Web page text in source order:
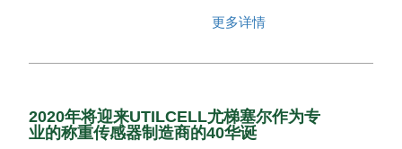
更多详情
2020年将迎来UTILCELL尤梯塞尔作为专
业的称重传感器制造商的40华诞